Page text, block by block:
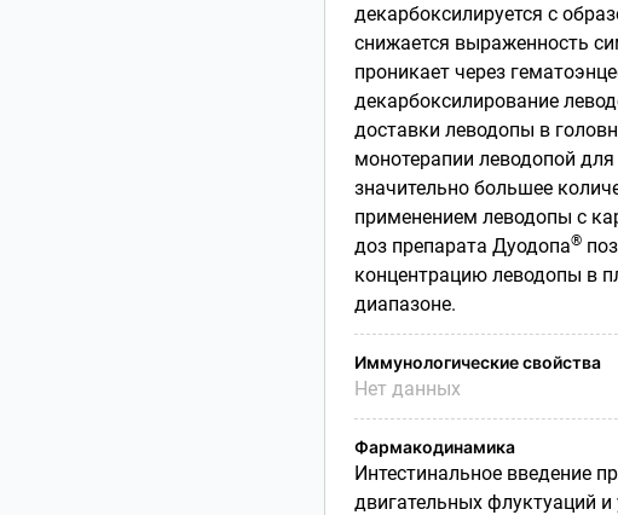
декарбоксилируется с
снижается выраженность
проникает через
декарбоксилирование
доставки леводопы в
монотерапии леводопой
значительно большее
применением леводопы с
доз препарата Дуодопа®
концентрацию леводопы в
диапазоне.
Иммунологические свойства
Нет данных
Фармакодинамика
Интестинальное введение
двигательных флуктуаций